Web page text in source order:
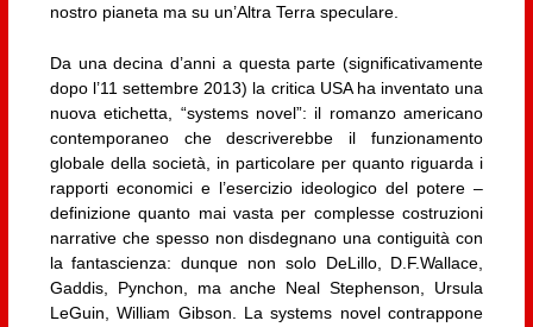
nostro pianeta ma su un’Altra Terra speculare.
Da una decina d’anni a questa parte (significativamente
dopo l’11 settembre 2013) la critica USA ha inventato una
nuova etichetta, “systems novel”: il romanzo americano
contemporaneo che descriverebbe il funzionamento
globale della società, in particolare per quanto riguarda i
rapporti economici e l’esercizio ideologico del potere –
definizione quanto mai vasta per complesse costruzioni
narrative che spesso non disdegnano una contiguità con
la fantascienza: dunque non solo DeLillo, D.F.Wallace,
Gaddis, Pynchon, ma anche Neal Stephenson, Ursula
LeGuin, William Gibson. La systems novel contrappone